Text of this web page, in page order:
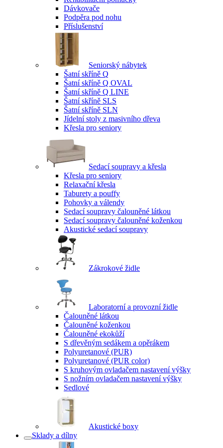
Dávkovače
Podpěra pod nohu
Příslušenství
Seniorský nábytek
Šatní skříně Q
Šatní skříně Q OVAL
Šatní skříně Q LINE
Šatní skříně SLS
Šatní skříně SLN
Jídelní stoly z masivního dřeva
Křesla pro seniory
Sedací soupravy a křesla
Křesla pro seniory
Relaxační křesla
Taburety a pouffy
Pohovky a válendy
Sedací soupravy čalouněné látkou
Sedací soupravy čalouněné koženkou
Akustické sedací soupravy
Zákrokové židle
Laboratorní a provozní židle
Čalouněné látkou
Čalouněné koženkou
Čalouněné ekokůží
S dřevěným sedákem a opěrákem
Polyuretanové (PUR)
Polyuretanové (PUR color)
S kruhovým ovladačem nastavení výšky
S nožním ovladačem nastavení výšky
Sedlové
Akustické boxy
Sklady a dílny